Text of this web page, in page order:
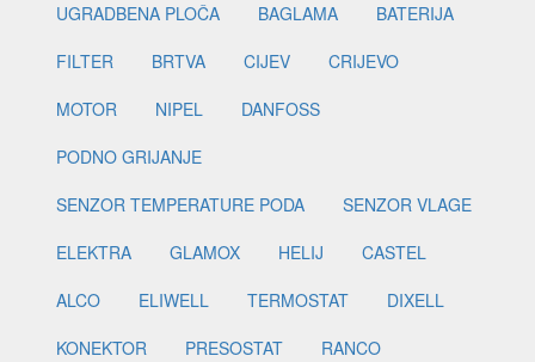
UGRADBENA PLOČA
BAGLAMA
BATERIJA
FILTER
BRTVA CIJEV
CRIJEVO
MOTOR
NIPEL
DANFOSS
PODNO GRIJANJE
SENZOR TEMPERATURE PODA
SENZOR VLAGE
ELEKTRA
GLAMOX HELIJ
CASTEL
ALCO
ELIWELL TERMOSTAT
DIXELL
KONEKTOR
PRESOSTAT
RANCO